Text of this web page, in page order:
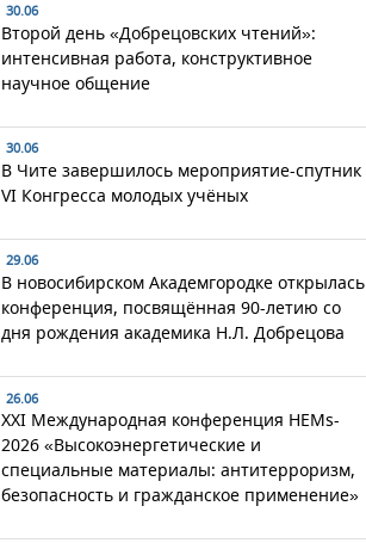
30.06
Второй день «Добрецовских чтений»:
интенсивная работа, конструктивное
научное общение
30.06
В Чите завершилось мероприятие-спутник
VI Конгресса молодых учёных
29.06
В новосибирском Академгородке открылась
конференция, посвящённая 90-летию со
дня рождения академика Н.Л. Добрецова
26.06
XXI Международная конференция HEMs-
2026 «Высокоэнергетические и
специальные материалы: антитерроризм,
безопасность и гражданское применение»